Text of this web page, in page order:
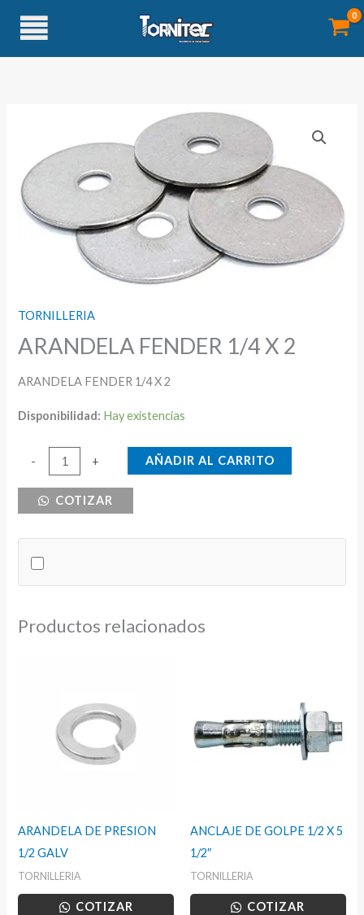
contenido
TORNILLERIA
ARANDELA FENDER 1/4 X 2
ARANDELA FENDER 1/4 X 2
Disponibilidad: Hay existencias
-
ARANDELA
FENDER
cantidad
+ AÑADIR AL CARRITO
COTIZAR
Productos relacionados
ARANDELA DE PRESION
1/2 GALV
TORNILLERIA
COTIZAR
ANCLAJE DE GOLPE 1/2 X 5
1/2″
TORNILLERIA
COTIZAR